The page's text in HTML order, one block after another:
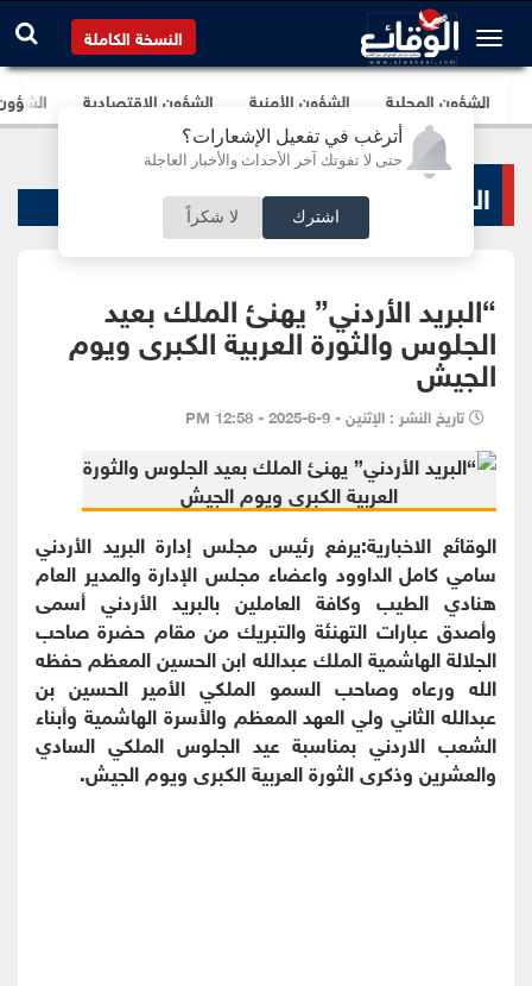
أترغب في تفعيل الإشعارات؟
حتى لا تفوتك آخر الأحداث والأخبار العاجلة
اشترك لا شكراً
النسخة الكاملة
الشؤون المحلية الشؤون الأمنية الشؤون الإقتصادية
البنوك و الشركات
“البريد الأردني” يهنئ الملك بعيد
الجلوس والثورة العربية الكبرى ويوم
الجيش
تاريخ النشر : الإثنين - 9-6-2025 - 12:58 PM
الوقائع الاخبارية:يرفع رئيس مجلس إدارة البريد الأردني
سامي كامل الداوود واعضاء مجلس الإدارة والمدير العام
هنادي الطيب وكافة العاملين بالبريد الأردني أسمى
وأصدق عبارات التهنئة والتبريك من مقام حضرة صاحب
الجلالة الهاشمية الملك عبدالله ابن الحسين المعظم حفظه
الله ورعاه وصاحب السمو الملكي الأمير الحسين بن
عبدالله الثاني ولي العهد المعظم والأسرة الهاشمية وأبناء
الشعب الاردني بمناسبة عيد الجلوس الملكي السادي
والعشرين وذكرى الثورة العربية الكبرى ويوم الجيش.